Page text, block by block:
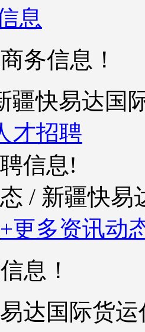
息
务信息！
疆快易达国
才招聘
信息!
/ 新疆快易
+更多资讯动
息！
达国际货